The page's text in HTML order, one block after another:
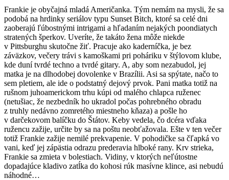
Frankie je obyčajná mladá Američanka. Tým nemám na mysli, že sa
podobá na hrdinky seriálov typu Sunset Bitch, ktoré sa celé dni
zaoberajú ľúbostnými intrigami a hľadaním nejakých poondiatych
stratených šperkov. Uveríte, že takáto žena môže niekde
v Pittsburghu skutočne žiť. Pracuje ako kaderníčka, je bez
záväzkov, večery trávi s kamoškami pri poháriku v štýlovom klube,
kde duní tvrdé techno a tvrdé gitary. A, aby som nezabudol, jej
matka je na dlhodobej dovolenke v Brazílii. Asi sa spýtate, načo to
sem pletiem, ale ide o podstatný dejový prvok. Pani matka totiž na
rušnom juhoamerickom trhu kúpi od malého chlapca ruženec
(netušiac, že nezbedník ho ukradol počas pohrebného obradu
z truhly nedávno zomretého miestneho kňaza) a pošle ho
v darčekovom balíčku do Štátov. Keby vedela, čo dcéra vďaka
ružencu zažije, určite by sa na poštu neobťažovala. Ešte v ten večer
totiž Frankie zažije nemilé prekvapenie. V pohodičke sa čľapká vo
vani, keď jej zápästia odrazu prederavia hlboké rany. Krv strieka,
Frankie sa zmieta v bolestiach. Vidiny, v ktorých neľútostne
dopadajúce kladivo zatĺka do kohosi rúk masívne klince, asi nebudú
náhodné…